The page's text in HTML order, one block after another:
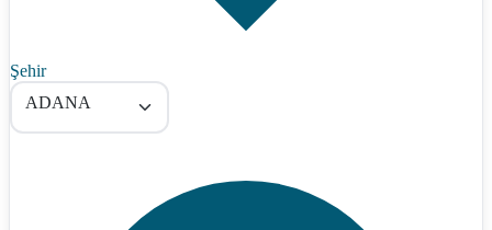
Şehir
ADANA